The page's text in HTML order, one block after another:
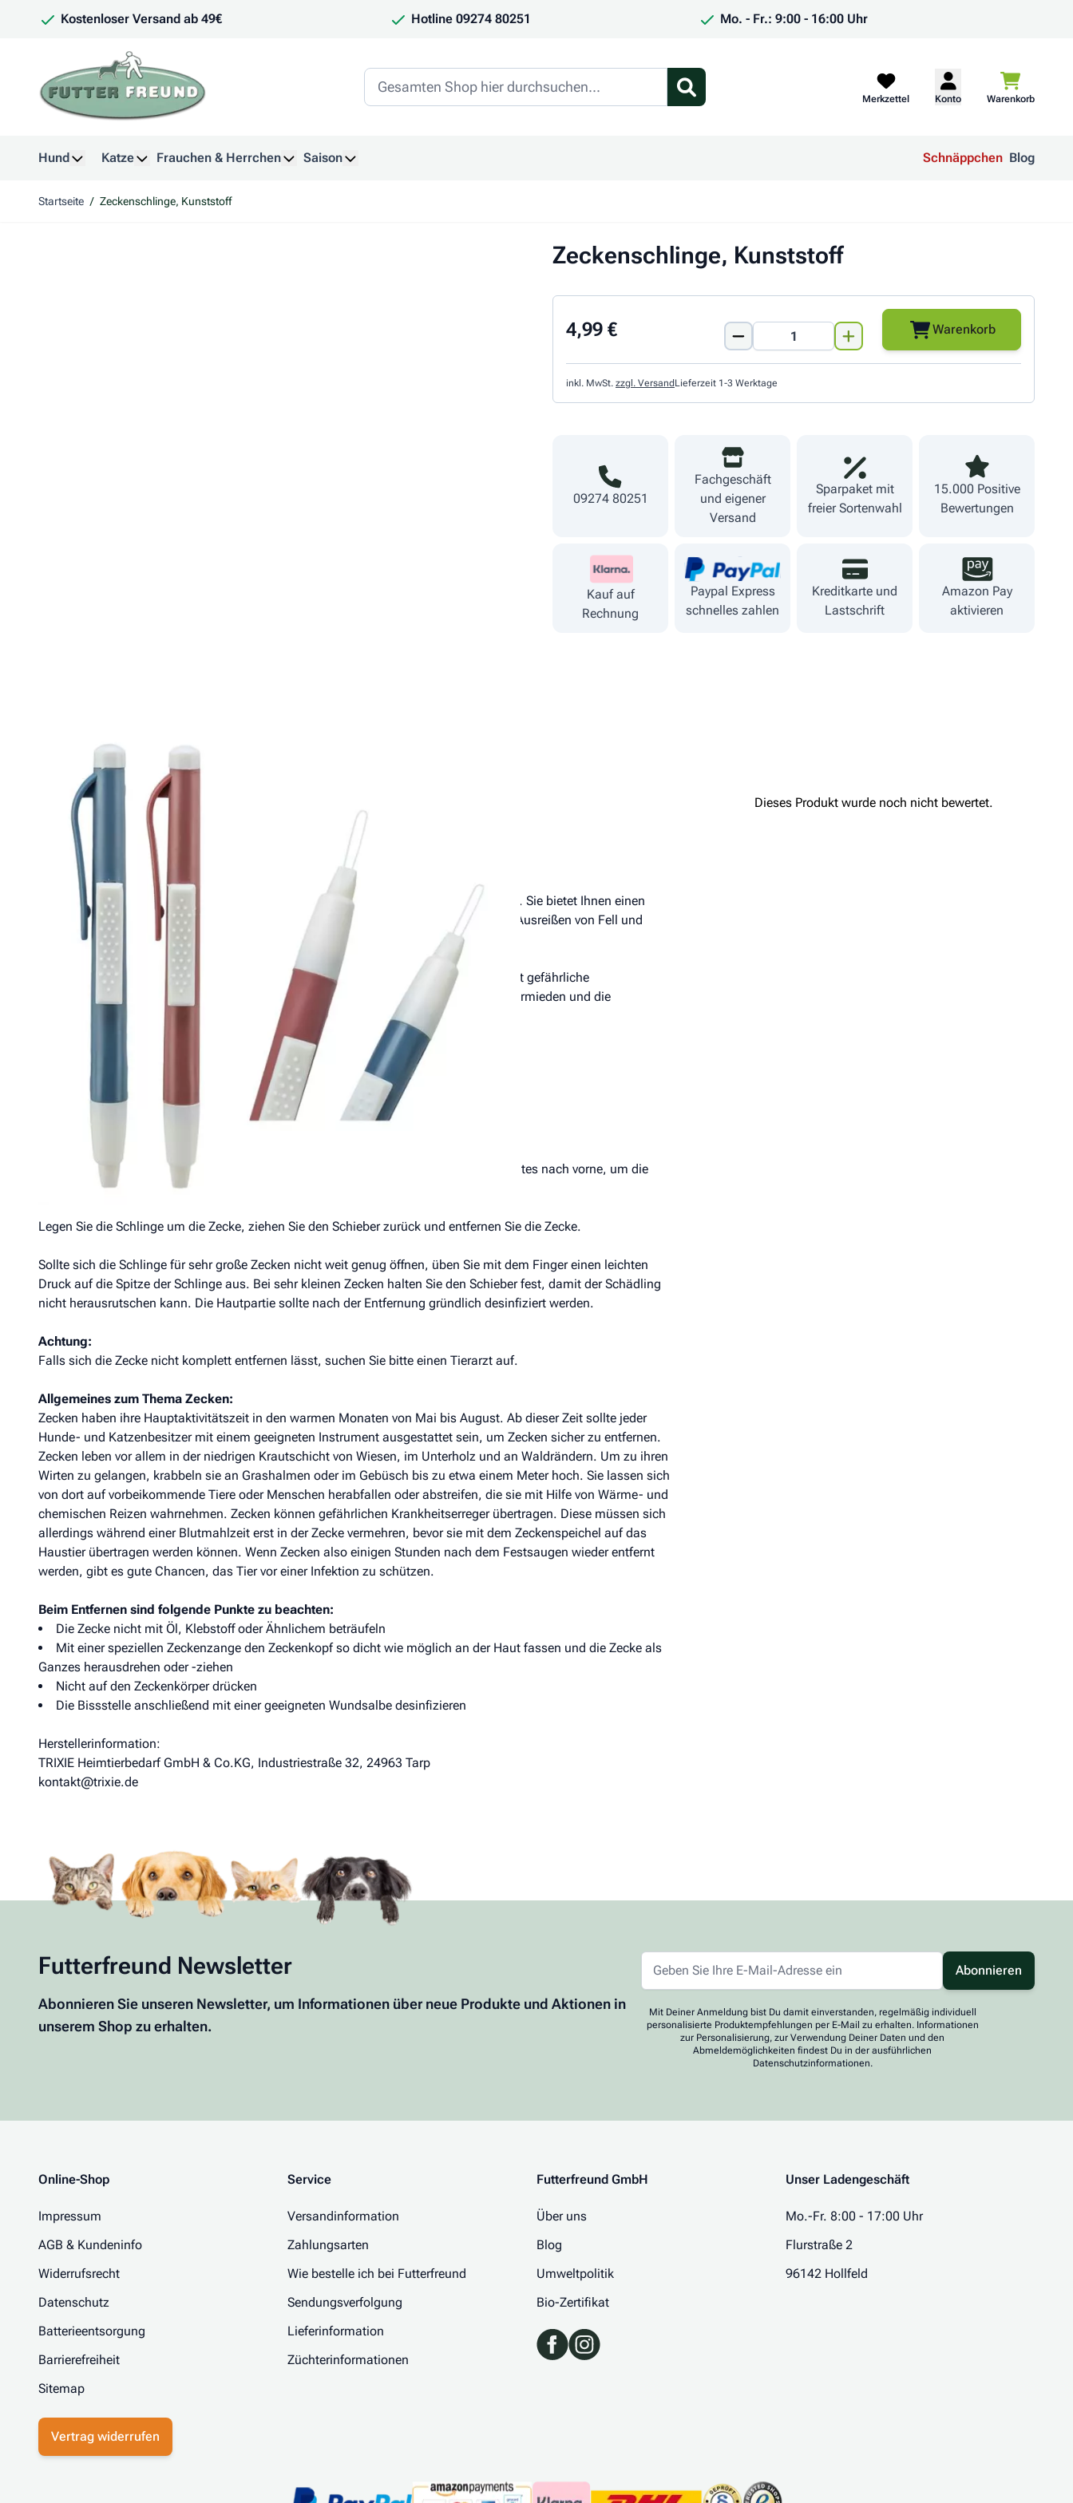
Kostenloser Versand ab 49€ Hotline 09274 80251 Mo. - Fr.: 9:00 - 16:00 Uhr
Merkzettel Konto Warenkorb
Hund
Katze
Frauchen & Herrchen
Saison
Schnäppchen Blog
Startseite / Zeckenschlinge, Kunststoff
Zeckenschlinge, Kunststoff
4,99 € Menge Warenkorb
inkl. MwSt. zzgl. Versand Lieferzeit 1-3 Werktage
09274 80251
Fachgeschäft
und eigener
Versand
Sparpaket mit
freier Sortenwahl
15.000 Positive
Bewertungen
Kauf auf
Rechnung
Paypal Express
schnelles zahlen
Kreditkarte und
Lastschrift
Amazon Pay
aktivieren
Produkt­details
Zeckenschlinge
Die Zeckenschlinge ist speziell zum restlosen Entfernen von Zecken entwickelt worden. Sie bietet Ihnen einen
einfachen und sicheren Weg, Zecken von Ihrem Haustier schonend zu entfernen. Das Ausreißen von Fell und
Einklemmen der Haut ist ausgeschlossen.
Das Abwürgen der Zecke mit der Schlinge verhindert, dass sie sich „erbricht" und somit gefährliche
Krankheitserreger auf den Wirt überträgt. Ein Steckenbleiben des Zeckenkopfes wird vermieden und die
Wahrscheinlichkeit einer Entzündung hierdurch verringert.
Verhindert die Übertragung gefährlicher Erreger
Kein Einsatz von Giften oder Insektiziden
Kunststoff
Patentiert
Praktisches Kugelschreiberformat
Gebrauchsanweisung:
Streichen Sie das Fell um die Zecke herum beiseite. Drücken Sie den Schieber des Gerätes nach vorne, um die
Schlinge zu öffnen.
Legen Sie die Schlinge um die Zecke, ziehen Sie den Schieber zurück und entfernen Sie die Zecke.
Sollte sich die Schlinge für sehr große Zecken nicht weit genug öffnen, üben Sie mit dem Finger einen leichten
Druck auf die Spitze der Schlinge aus. Bei sehr kleinen Zecken halten Sie den Schieber fest, damit der Schädling
nicht herausrutschen kann. Die Hautpartie sollte nach der Entfernung gründlich desinfiziert werden.
Achtung:
Falls sich die Zecke nicht komplett entfernen lässt, suchen Sie bitte einen Tierarzt auf.
Allgemeines zum Thema Zecken:
Zecken haben ihre Hauptaktivitätszeit in den warmen Monaten von Mai bis August. Ab dieser Zeit sollte jeder
Hunde- und Katzenbesitzer mit einem geeigneten Instrument ausgestattet sein, um Zecken sicher zu entfernen.
Zecken leben vor allem in der niedrigen Krautschicht von Wiesen, im Unterholz und an Waldrändern. Um zu ihren
Wirten zu gelangen, krabbeln sie an Grashalmen oder im Gebüsch bis zu etwa einem Meter hoch. Sie lassen sich
von dort auf vorbeikommende Tiere oder Menschen herabfallen oder abstreifen, die sie mit Hilfe von Wärme- und
chemischen Reizen wahrnehmen. Zecken können gefährlichen Krankheitserreger übertragen. Diese müssen sich
allerdings während einer Blutmahlzeit erst in der Zecke vermehren, bevor sie mit dem Zeckenspeichel auf das
Haustier übertragen werden können. Wenn Zecken also einigen Stunden nach dem Festsaugen wieder entfernt
werden, gibt es gute Chancen, das Tier vor einer Infektion zu schützen.
Beim Entfernen sind folgende Punkte zu beachten:
Die Zecke nicht mit Öl, Klebstoff oder Ähnlichem beträufeln
Mit einer speziellen Zeckenzange den Zeckenkopf so dicht wie möglich an der Haut fassen und die Zecke als
Ganzes herausdrehen oder -ziehen
Nicht auf den Zeckenkörper drücken
Die Bissstelle anschließend mit einer geeigneten Wundsalbe desinfizieren
Herstellerinformation:
TRIXIE Heimtierbedarf GmbH & Co.KG, Industriestraße 32, 24963 Tarp
kontakt@trixie.de
Futterfreund Newsletter
Abonnieren Sie unseren Newsletter, um Informationen über neue Produkte und Aktionen in
unserem Shop zu erhalten.
Abonnieren
Mit Deiner Anmeldung bist Du damit einverstanden, regelmäßig individuell
personalisierte Produktempfehlungen per E-Mail zu erhalten. Informationen
zur Personalisierung, zur Verwendung Deiner Daten und den
Abmeldemöglichkeiten findest Du in der ausführlichen
Datenschutzinformationen.
Online-Shop
Impressum
AGB & Kundeninfo
Widerrufsrecht
Datenschutz
Batterieentsorgung
Barrierefreiheit
Sitemap
Service
Versandinformation
Zahlungsarten
Wie bestelle ich bei Futterfreund
Sendungsverfolgung
Lieferinformation
Züchterinformationen
Futterfreund GmbH
Über uns
Blog
Umweltpolitik
Bio-Zertifikat
Unser Ladengeschäft
Mo.-Fr. 8:00 - 17:00 Uhr
Flurstraße 2
96142 Hollfeld
Vertrag widerrufen